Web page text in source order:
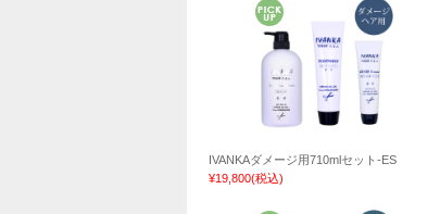
IVANKAダメージ用710mlセット-ES
¥19,800(税込)